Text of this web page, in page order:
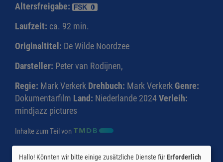
Altersfreigabe:
Laufzeit: ca. 92 min.
Originaltitel: De Wilde Noordzee
Darsteller: Peter van Rodijnen,
Regie: Mark Verkerk Drehbuch: Mark Verkerk Genre:
Dokumentarfilm Land: Niederlande 2024Verleih:
mindjazz pictures
Inhalte zum Teil von
Hallo! Könnten wir bitte einige zusätzliche Dienste fürErforderlich